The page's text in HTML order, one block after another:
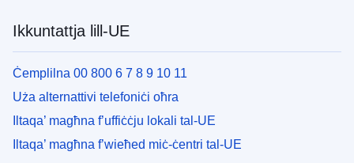
Ikkuntattja lill-UE
Ċemplilna 00 800 6 7 8 9 10 11
Uża alternattivi telefoniċi oħra
Iltaqa’ magħna f’uffiċċju lokali tal-UE
Iltaqa’ magħna f’wieħed miċ-ċentri tal-UE